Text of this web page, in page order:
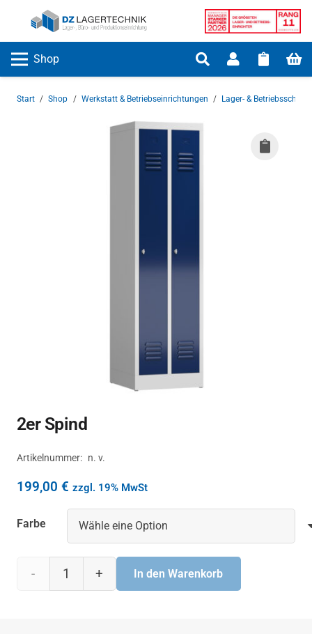
Shop
Start / Shop / Werkstatt & Betriebseinrichtungen / Lager- &
2er Spind
Artikelnummer: n. v.
199,00 € zzgl. 19% MwSt
Farbe
2er In den Warenkorb